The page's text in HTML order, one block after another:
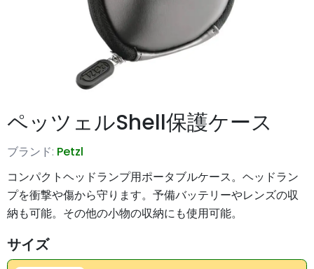
ペッツェルShell保護ケース
ブランド: Petzl
コンパクトヘッドランプ用ポータブルケース。ヘッドラン
プを衝撃や傷から守ります。予備バッテリーやレンズの収
納も可能。その他の小物の収納にも使用可能。
サイズ